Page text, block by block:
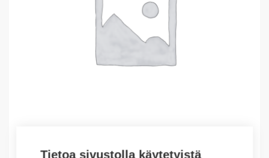
Tietoa sivustolla käytetyistä
Outlet – Erikoishinnat